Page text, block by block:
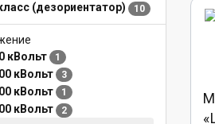
(дезориентатор) 10
кВольт
1
кВольт 3
кВольт 1
кВольт 2